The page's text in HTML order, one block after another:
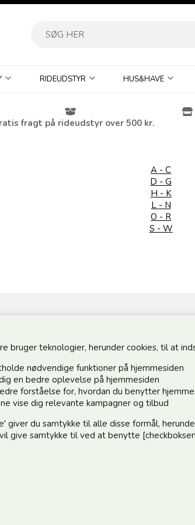
bruger teknologier, herunder cookies, til at
nødvendige funktioner på hjemmesiden
en bedre oplevelse på hjemmesiden
forståelse for, hvordan du benytter
vise dig relevante kampagner og tilbud
giver du samtykke til alle disse formål,
give samtykke til ved at benytte
RIDEUDSTYR HUS&HAVE
fragt på rideudstyr over 500 kr.
A - C
D - G
H - K
L - N
O - R
S - W
17.00 | Middagslukket 12.00-12.30 | Lørdag